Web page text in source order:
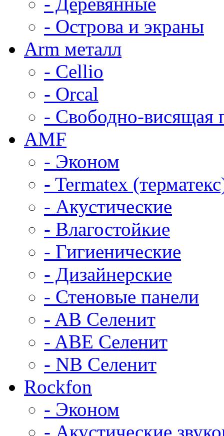
- Острова и экраны
Arm металл
- Cellio
- Orcal
- Свободно-висящая
AMF
- Эконом
- Termatex
- Акустические
- Влагостойкие
- Гигиенические
- Дизайнерские
- Стеновые панели
- AB Селенит
- ABE Селенит
- NB Селенит
Rockfon
- Эконом
- Акустические